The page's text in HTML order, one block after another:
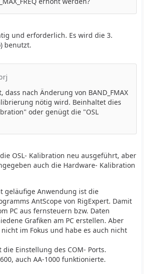
und erforderlich. Es wird die 3.
benutzt.
dass nach Änderung von BAND_FMAX
nötig wird. Beinhaltet dies
oder genügt die "OSL
OSL- Kalibration neu ausgeführt, aber
auch die Hardware- Kalibration
geläufige Anwendung ist die
AntScope von RigExpert. Damit
PC aus fernsteuern bzw. Daten
Grafiken am PC erstellen. Aber
im Fokus und habe es auch nicht
die Einstellung des COM- Ports.
auch AA-1000 funktionierte.